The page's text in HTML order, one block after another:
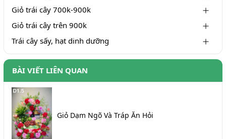
Giỏ trái cây 700k-900k
Giỏ trái cây trên 900k
Trái cây sấy, hạt dinh dưỡng
BÀI VIẾT LIÊN QUAN
Giỏ Dạm Ngõ Và Tráp Ăn Hỏi